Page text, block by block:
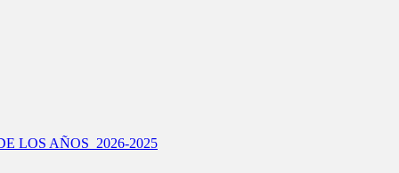
LOS AÑOS 2026-2025